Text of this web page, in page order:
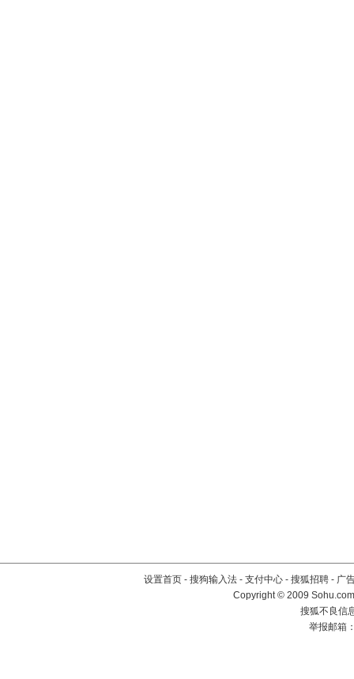
设置首页 - 搜狗输入法 - 支付中心 - 搜狐招聘 - 广
Copyright © 2009
搜狐不良信
举报邮箱